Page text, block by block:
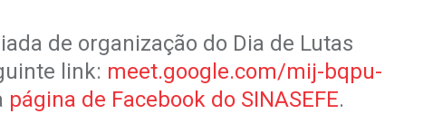
de organização do Dia de Lutas
link: meet.google.com/mij-bqpu-
página de Facebook do SINASEFE.